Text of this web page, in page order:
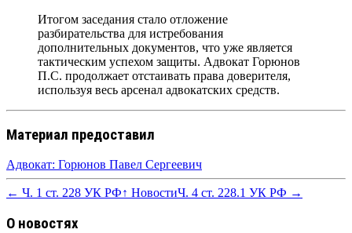
Итогом заседания стало отложение
разбирательства для истребования
дополнительных документов, что уже является
тактическим успехом защиты. Адвокат Горюнов
П.С. продолжает отстаивать права доверителя,
используя весь арсенал адвокатских средств.
Материал предоставил
Адвокат: Горюнов Павел Сергеевич
← Ч. 1 ст. 228 УК РФ↑ НовостиЧ. 4 ст. 228.1 УК РФ →
О новостях